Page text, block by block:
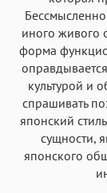
иного живого
форма
культурой и
спрашивать
японский
сущности,
японского